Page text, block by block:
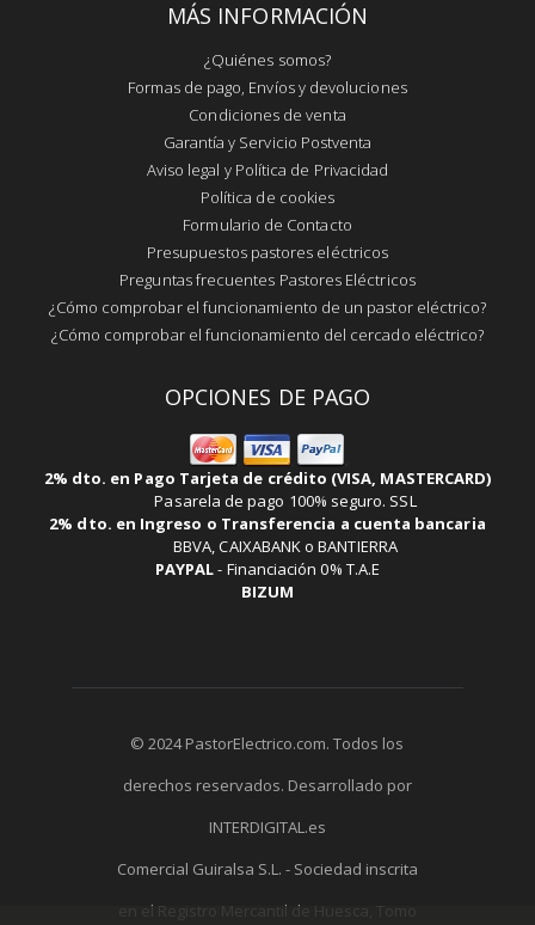
MÁS INFORMACIÓN
¿Quiénes somos?
Formas de pago, Envíos y devoluciones
Condiciones de venta
Garantía y Servicio Postventa
Aviso legal y Política de Privacidad
Política de cookies
Formulario de Contacto
Presupuestos pastores eléctricos
Preguntas frecuentes Pastores Eléctricos
¿Cómo comprobar el funcionamiento de un pastor eléctrico?
¿Cómo comprobar el funcionamiento del cercado eléctrico?
OPCIONES DE PAGO
2% dto. en Pago Tarjeta de crédito (VISA, MASTERCARD)
Pasarela de pago 100% seguro. SSL
2% dto. en Ingreso o Transferencia a cuenta bancaria
BBVA, CAIXABANK o BANTIERRA
PAYPAL- Financiación 0% T.A.E
BIZUM
© 2024 PastorElectrico.com. Todos los
derechos reservados. Desarrollado por
INTERDIGITAL.es
Comercial Guiralsa S.L. - Sociedad inscrita
en el Registro Mercantil de Huesca, Tomo